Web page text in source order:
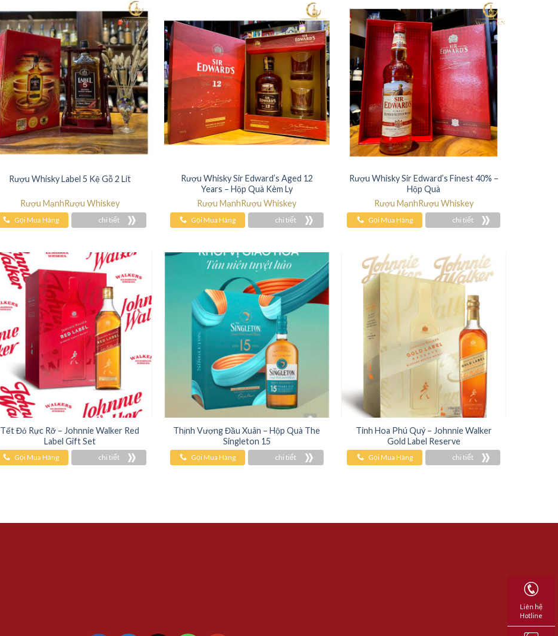
Rượu Whisky Label 5 Kệ Gỗ 2 Lít
Rượu MạnhRượu Whiskey
Gọi Mua Hàng chi tiết
Rượu Whisky Sir Edward’s Aged 12
Years – Hộp Quà Kèm Ly
Rượu MạnhRượu Whiskey
Gọi Mua Hàng chi tiết
Rượu Whisky Sir Edward’s Finest 40% –
Hộp Quà
Rượu MạnhRượu Whiskey
Gọi Mua Hàng chi tiết
Tết Đỏ Rực Rỡ – Johnnie Walker Red
Label Gift Set
Gọi Mua Hàng chi tiết
Thịnh Vượng Đầu Xuân – Hộp Quà The
Singleton 15
Gọi Mua Hàng chi tiết
Tinh Hoa Phú Quý – Johnnie Walker
Gold Label Reserve
Gọi Mua Hàng chi tiết
Liên hệ
Hotline